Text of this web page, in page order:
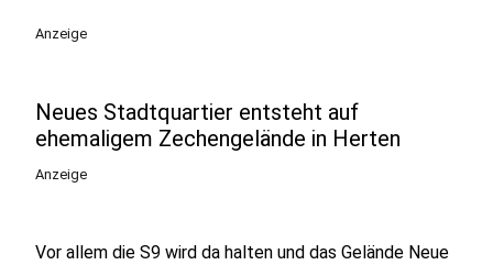
Anzeige
Neues Stadtquartier entsteht auf
ehemaligem Zechengelände in Herten
Anzeige
Vor allem die S9 wird da halten und das Gelände Neue